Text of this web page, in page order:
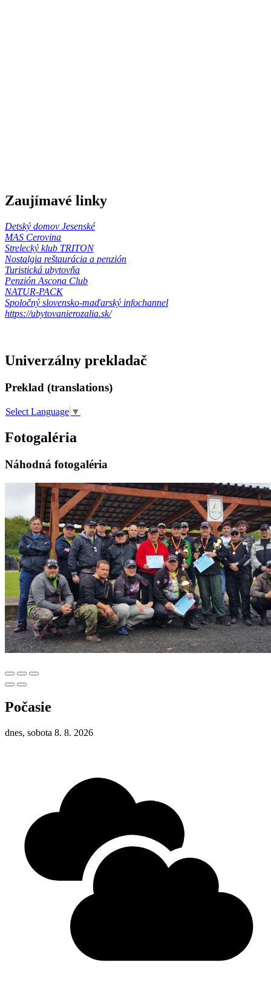
Zaujímavé linky
Detský domov Jesenské
MAS Cerovina
Strelecký klub TRITON
Nostalgia reštaurácia a penzión
Turistická ubytovňa
Penzión Ascona Club
NATUR-PACK
Spoločný slovensko-maďarský infochannel
https://ubytovanierozalia.sk/
Univerzálny prekladač
Preklad (translations)
Select Language ▼
Fotogaléria
Náhodná fotogaléria
Počasie
dnes, sobota 8. 8. 2026